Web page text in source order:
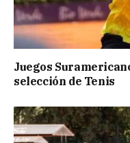
Juegos
selección de Tenis